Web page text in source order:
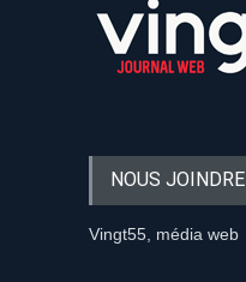
NOUS JOINDRE
Vingt55, média web